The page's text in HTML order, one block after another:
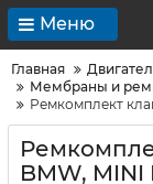
Меню
Главная
Мембраны и
Ремкомплект
BMW, MINI